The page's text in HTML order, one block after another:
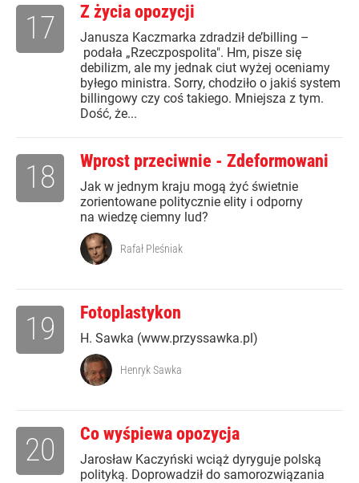
Z życia opozycji
Janusza Kaczmarka zdradził de’billing –
podała „Rzeczpospolita". Hm, pisze się
debilizm, ale my jednak ciut wyżej oceniamy
byłego ministra. Sorry, chodziło o jakiś system
billingowy czy coś takiego. Mniejsza z tym.
Dość, że...
17
Wprost przeciwnie - Zdeformowani
Jak w jednym kraju mogą żyć świetnie
zorientowane politycznie elity i odporny
na wiedzę ciemny lud?
18
Rafał Pleśniak
Fotoplastykon
H. Sawka (www.przyssawka.pl)
19
Henryk Sawka
Co wyśpiewa opozycja
Jarosław Kaczyński wciąż dyryguje polską
polityką. Doprowadził do samorozwiązania
20